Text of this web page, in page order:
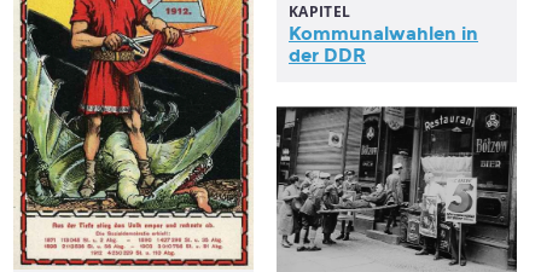
KAPITEL
Kommunalwahlen in
der DDR